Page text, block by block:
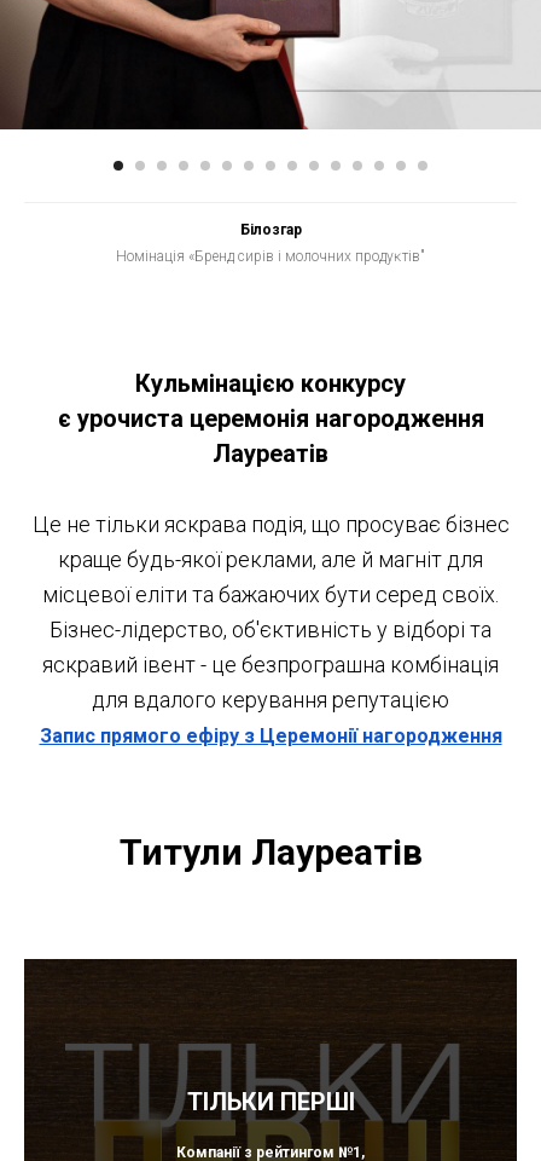
Білозгар
Номінація «Бренд сирів і молочних продуĸтів"
Кульмінацією конкурсу
є урочиста церемонія нагородження
Лауреатів
Це не тільки яскрава подія, що просуває бізнес
краще будь-якої реклами, але й магніт для
місцевої еліти та бажаючих бути серед своїх.
Бізнес-лідерство, об'єктивність у відборі та
яскравий івент - це безпрограшна комбінація
для вдалого керування репутацією
Запис прямого ефіру з Церемонії нагородження
Титули Лауреатів
ТІЛЬКИ ПЕРШІ
Компанії з рейтингом №1,